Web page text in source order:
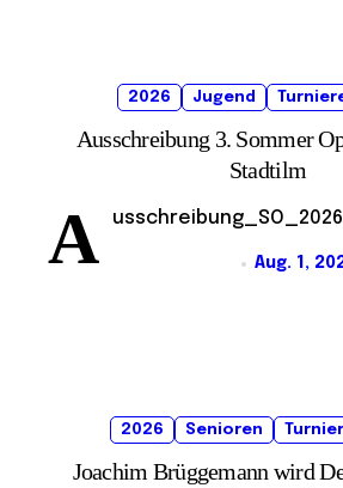
2026 Jugend
Ausschreibung 3. Sommer
Stadtilm
A Aug. 1,
2026 Senioren
Joachim Brüggemann wird